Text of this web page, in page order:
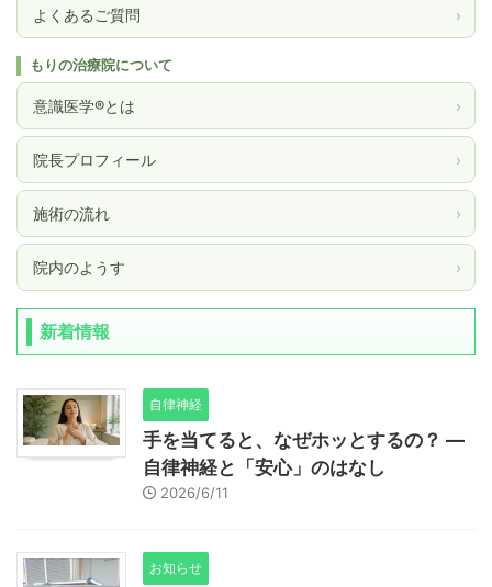
よくあるご質問 ›
もりの治療院について
意識医学®とは ›
院長プロフィール ›
施術の流れ ›
院内のようす ›
新着情報
自律神経
手を当てると、なぜホッとするの？ ―
自律神経と「安心」のはなし
2026/6/11
お知らせ